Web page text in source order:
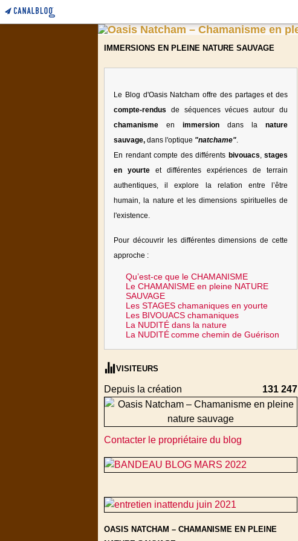
IMMERSIONS EN PLEINE NATURE SAUVAGE
Le Blog d'Oasis Natcham offre des partages et des
compte-rendus de séquences vécues autour du
chamanisme en immersion dans la nature
sauvage, dans l'optique "natchame".
En rendant compte des différents bivouacs, stages
en yourte et différentes expériences de terrain
authentiques, il explore la relation entre l’être
humain, la nature et les dimensions spirituelles de
l'existence.
Pour découvrir les différentes dimensions de cette
approche :
Qu’est-ce que le CHAMANISME
Le CHAMANISME en pleine NATURE
SAUVAGE
Les STAGES chamaniques en yourte
Les BIVOUACS chamaniques
La NUDITÉ dans la nature
La NUDITÉcomme chemin de Guérison
VISITEURS
Depuis la création 131 247
Contacter le propriétaire du blog
OASIS NATCHAM – CHAMANISME EN PLEINE